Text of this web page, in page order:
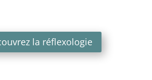
la réflexologie